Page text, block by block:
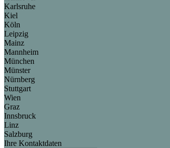
Karlsruhe
Kiel
Köln
Leipzig
Mainz
Mannheim
München
Münster
Nürnberg
Stuttgart
Wien
Graz
Innsbruck
Linz
Salzburg
Ihre Kontaktdaten